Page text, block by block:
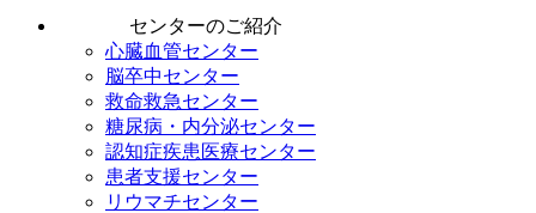
センターのご紹介
心臓血管センター
脳卒中センター
救命救急センター
糖尿病・内分泌センター
認知症疾患医療センター
患者支援センター
リウマチセンター